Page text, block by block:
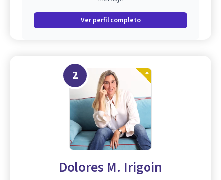
Ver perfil completo
2
Dolores M. Irigoin